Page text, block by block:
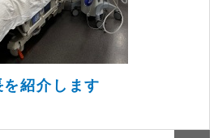
紹介します